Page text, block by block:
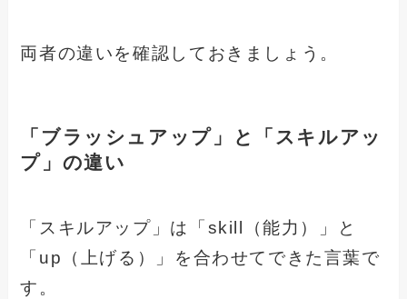
両者の違いを確認しておきましょう。
「ブラッシュアップ」と「スキルアッ
プ」の違い
「スキルアップ」は「skill（能力）」と
「up（上げる）」を合わせてできた言葉で
す。